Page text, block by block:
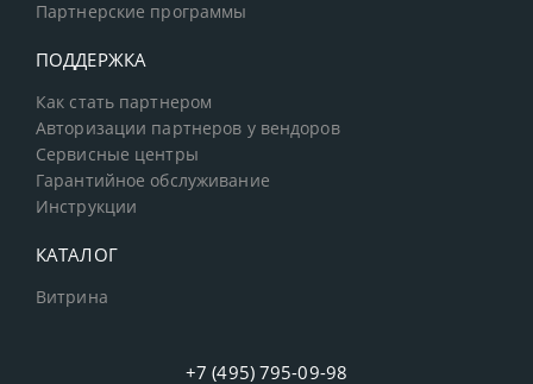
Партнерские программы
ПОДДЕРЖКА
Как стать партнером
Авторизации партнеров у вендоров
Сервисные центры
Гарантийное обслуживание
Инструкции
КАТАЛОГ
Витрина
+7 (495) 795-09-98